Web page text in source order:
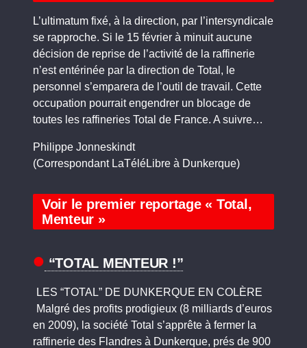
L’ultimatum fixé, à la direction, par l’intersyndicale
se rapproche. Si le 15 février à minuit aucune
décision de reprise de l’activité de la raffinerie
n’est entérinée par la direction de Total, le
personnel s’emparera de l’outil de travail. Cette
occupation pourrait engendrer un blocage de
toutes les raffineries Total de France. A suivre…
Philippe Jonneskindt
(Correspondant LaTéléLibre à Dunkerque)
Voir le premier reportage « Total,
Menteur »
“TOTAL MENTEUR !”
LES “TOTAL” DE DUNKERQUE EN COLÈRE
Malgré des profits prodigieux (8 milliards d’euros
en 2009), la société Total s’apprête à fermer la
raffinerie des Flandres à Dunkerque, prés de 900